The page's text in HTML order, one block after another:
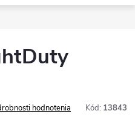
hodnotenia Kód: 13843